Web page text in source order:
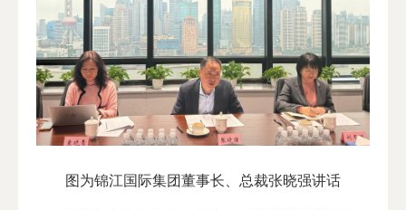
图为锦江国际集团董事长、总裁张晓强讲话